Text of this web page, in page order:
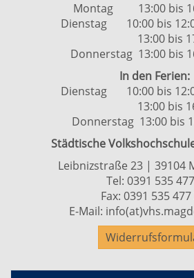
Montag 13:00 bis
Dienstag 10:00 bis
13:00 bis
Donnerstag 13:00 bis
In den Ferien:
Dienstag 10:00 bis
13:00 bis
Donnerstag 13:00 bis
Städtische
Leibnizstraße 23 | 39104
Tel: 0391 535
Fax: 0391 535
E-Mail: